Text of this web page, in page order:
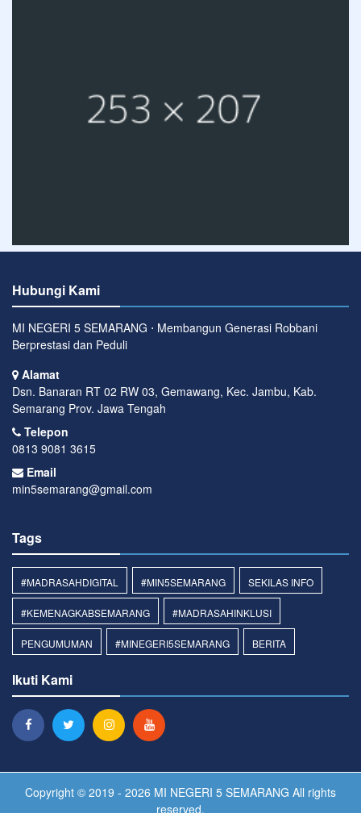
Hubungi Kami
MI NEGERI 5 SEMARANG ⋅ Membangun Generasi Robbani
Berprestasi dan Peduli
Alamat
Dsn. Banaran RT 02 RW 03, Gemawang, Kec. Jambu, Kab.
Semarang Prov. Jawa Tengah
Telepon
0813 9081 3615
Email
min5semarang@gmail.com
Tags
#MADRASAHDIGITAL #MIN5SEMARANG SEKILAS INFO
#KEMENAGKABSEMARANG #MADRASAHINKLUSI
PENGUMUMAN #MINEGERI5SEMARANG BERITA
Ikuti Kami
Copyright © 2019 - 2026 MI NEGERI 5 SEMARANG All rights
reserved.